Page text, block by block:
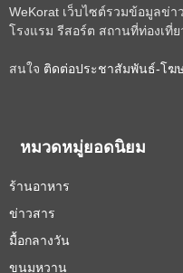
WeKorat เว็บไซต์รวมข้อมูลข่
โรงแรม รีสอร์ต สถานที่ท่องเที่
สนใจ ติดต่อประชาสัมพันธ์-โฆ
หมวดหมู่ยอดนิยม
ร้านอาหาร
ข่าวสาร
มื้อกลางวัน
ขนมหวาน